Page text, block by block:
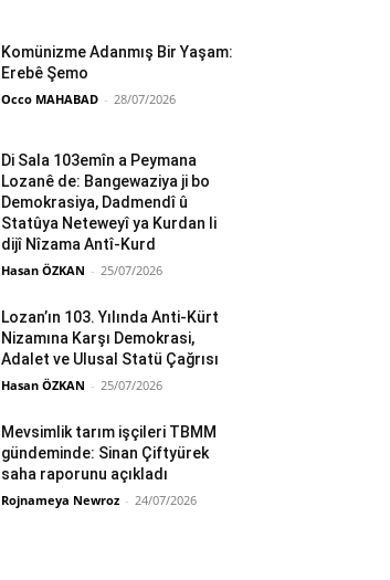
Komünizme Adanmış Bir Yaşam:
Erebê Şemo
Occo MAHABAD - 28/07/2026
Di Sala 103emîn a Peymana
Lozanê de: Bangewaziya ji bo
Demokrasiya, Dadmendî û
Statûya Neteweyî ya Kurdan li
dijî Nîzama Antî-Kurd
Hasan ÖZKAN - 25/07/2026
Lozan’ın 103. Yılında Anti-Kürt
Nizamına Karşı Demokrasi,
Adalet ve Ulusal Statü Çağrısı
Hasan ÖZKAN - 25/07/2026
Mevsimlik tarım işçileri TBMM
gündeminde: Sinan Çiftyürek
saha raporunu açıkladı
Rojnameya Newroz - 24/07/2026